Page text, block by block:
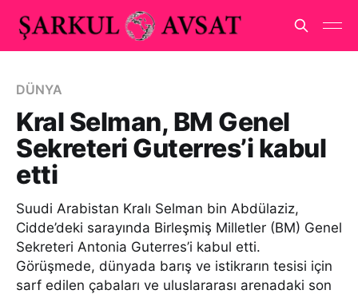
DÜNYA
Kral Selman, BM Genel
Sekreteri Guterres’i kabul
etti
Suudi Arabistan Kralı Selman bin Abdülaziz,
Cidde’deki sarayında Birleşmiş Milletler (BM) Genel
Sekreteri Antonia Guterres’i kabul etti.
Görüşmede, dünyada barış ve istikrarın tesisi için
sarf edilen çabaları ve uluslararası arenadaki son